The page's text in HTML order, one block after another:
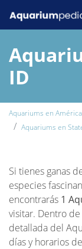
ID
Aquariums en
Aquariums en
Si tienes ganas
especies
encontrarás 1
visitar. Dentro
detallada del
días y horarios